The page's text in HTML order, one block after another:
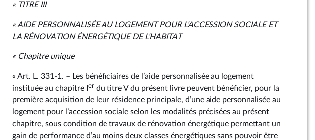
« TITRE III
« AIDE PERSONNALISÉE AU LOGEMENT POUR L’ACCESSION SOCIALE ET
LA RÉNOVATION ÉNERGÉTIQUE DE L’HABITAT
« Chapitre unique
« Art. L. 331‑1. – Les bénéficiaires de l’aide personnalisée au logement
instituée au chapitre Ier du titre V du présent livre peuvent bénéficier, pour la
première acquisition de leur résidence principale, d’une aide personnalisée au
logement pour l’accession sociale selon les modalités précisées au présent
chapitre, sous condition de travaux de rénovation énergétique permettant un
gain de performance d’au moins deux classes énergétiques sans pouvoir être